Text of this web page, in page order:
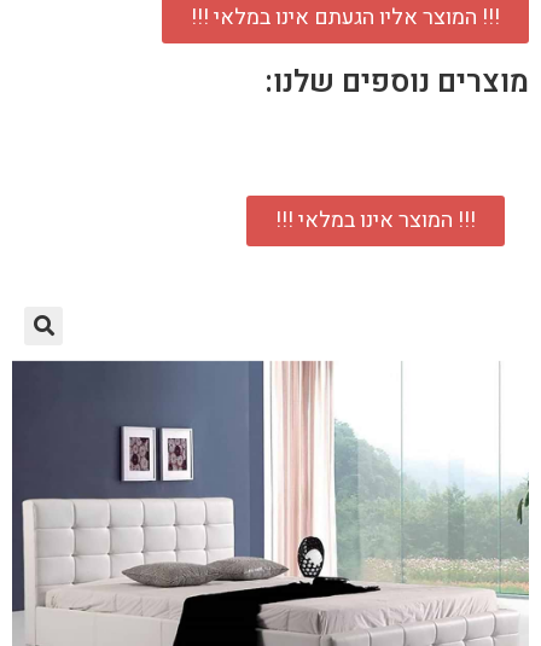
!!! המוצר אליו הגעתם אינו במלאי !!!
מוצרים נוספים שלנו:
!!! המוצר אינו במלאי !!!